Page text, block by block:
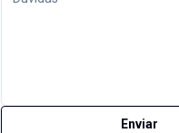
Enviar